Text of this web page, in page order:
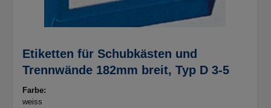
Etiketten für Schubkästen und
Trennwände 182mm breit, Typ D 3-5
Farbe:
weiss